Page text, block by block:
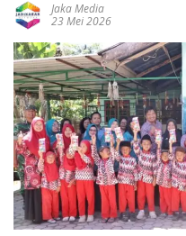
Jaka Media
23 Mei 2026